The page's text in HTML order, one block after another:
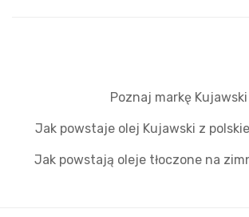
Poznaj markę Kujawski
Jak powstaje olej Kujawski z
Jak powstają oleje tłoczone na